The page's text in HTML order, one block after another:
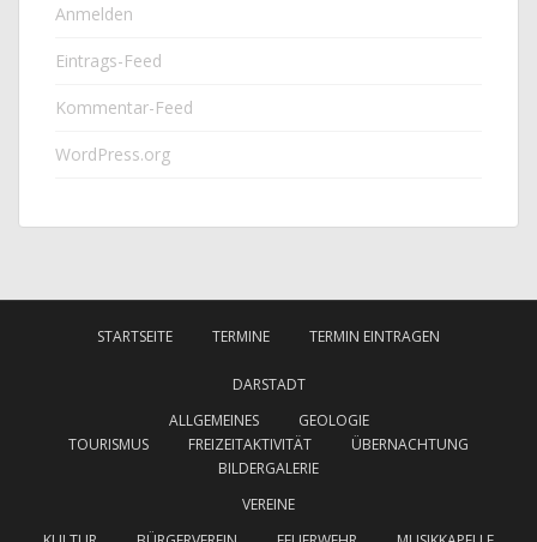
Anmelden
Eintrags-Feed
Kommentar-Feed
WordPress.org
STARTSEITE TERMINE TERMIN EINTRAGEN
DARSTADT
ALLGEMEINES
GEOLOGIE
TOURISMUS
FREIZEITAKTIVITÄT
ÜBERNACHTUNG
BILDERGALERIE
VEREINE